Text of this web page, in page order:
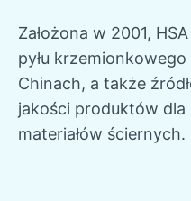
Założona w 2001,
pyłu
Chinach, a także
jakości produktów dla
materiałów ściernych.